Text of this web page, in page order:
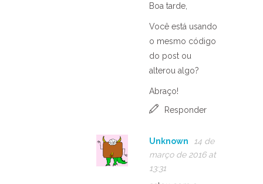
Boa tarde,
Você está usando
o mesmo código
do post ou
alterou algo?
Abraço!
Responder
Unknown
14 de
março de 2016 at
13:31